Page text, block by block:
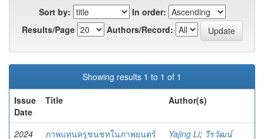
Sort by:
In order:
Results/Page
Authors/Record:
Showing results 1 to 1 of 1
Issue
Date
Title Author(s)
2024
ภาพแทนครูชนชทในภาพยนตร์
Yajing Li; วีรวัฒน์